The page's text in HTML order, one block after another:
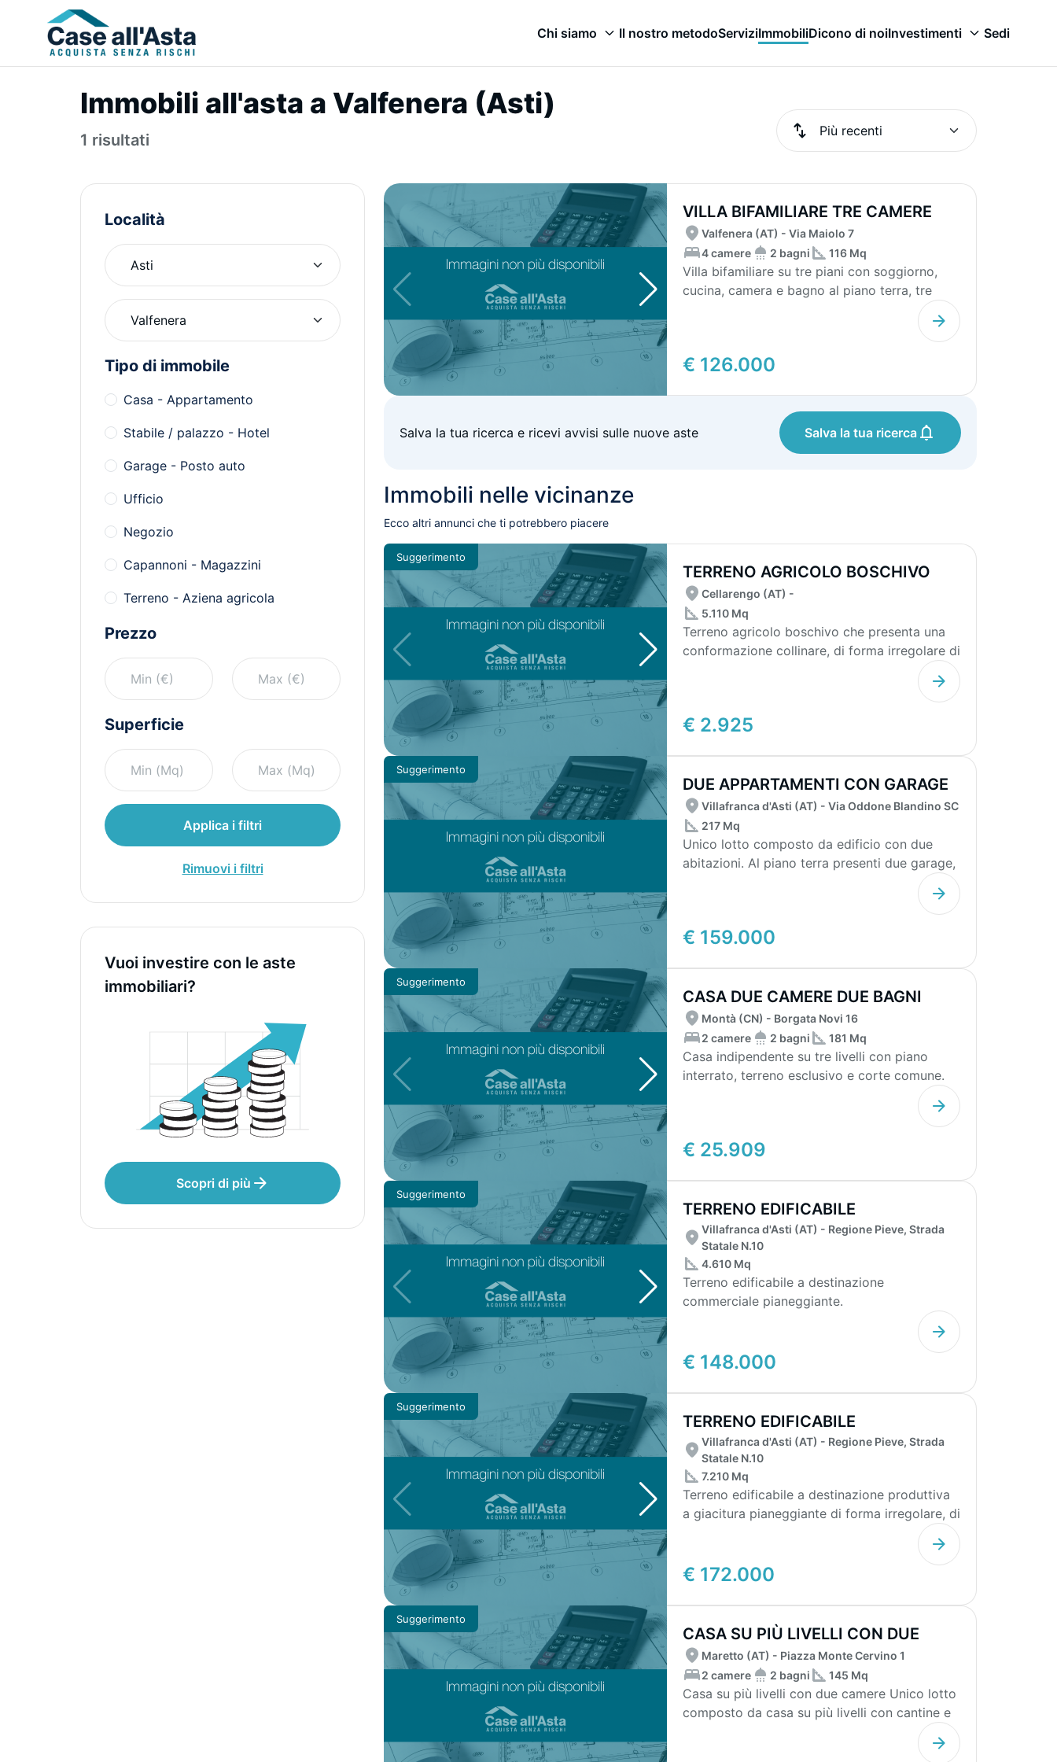
Chi siamo Il nostro metodoServiziImmobiliDicono di noiInvestimenti Sedi
Immobili all'asta a Valfenera (Asti)
1 risultati
Località
Tipo di immobile
Casa - Appartamento
Stabile / palazzo - Hotel
Garage - Posto auto
Ufficio
Negozio
Capannoni - Magazzini
Terreno - Aziena agricola
Prezzo
Superficie
Applica i filtri
Rimuovi i filtri
Vuoi investire con le aste
immobiliari?
Scopri di più
VILLA BIFAMILIARE TRE CAMERE
DUE BAGNI
€ 126.000
Valfenera (AT) - Via Maiolo 7
4 camere
2 bagni 116 Mq
Villa bifamiliare su tre piani con soggiorno,
cucina, camera e bagno al piano terra, tre
Salva la tua ricerca e ricevi avvisi sulle nuove aste Salva la tua ricerca
Immobili nelle vicinanze
Ecco altri annunci che ti potrebbero piacere
Suggerimento
TERRENO AGRICOLO BOSCHIVO
5.110MQ
€ 2.925
Cellarengo (AT) -
5.110 Mq
Terreno agricolo boschivo che presenta una
conformazione collinare, di forma irregolare di
Suggerimento
DUE APPARTAMENTI CON GARAGE
E GIARDINO
€ 159.000
Villafranca d'Asti (AT) - Via Oddone Blandino SC
217 Mq
Unico lotto composto da edificio con due
abitazioni. Al piano terra presenti due garage,
Suggerimento
CASA DUE CAMERE DUE BAGNI
€ 25.909
Montà (CN) - Borgata Novi 16
2 camere
2 bagni 181 Mq
Casa indipendente su tre livelli con piano
interrato, terreno esclusivo e corte comune.
Suggerimento
TERRENO EDIFICABILE
€ 148.000
Villafranca d'Asti (AT) - Regione Pieve, Strada
Statale N.10
4.610 Mq
Terreno edificabile a destinazione
commerciale pianeggiante.
Suggerimento
TERRENO EDIFICABILE
€ 172.000
Villafranca d'Asti (AT) - Regione Pieve, Strada
Statale N.10
7.210 Mq
Terreno edificabile a destinazione produttiva
a giacitura pianeggiante di forma irregolare, di
Suggerimento
CASA SU PIÙ LIVELLI CON DUE
CAMERE
Maretto (AT) - Piazza Monte Cervino 1
2 camere
2 bagni 145 Mq
Casa su più livelli con due camere Unico lotto
composto da casa su più livelli con cantine e